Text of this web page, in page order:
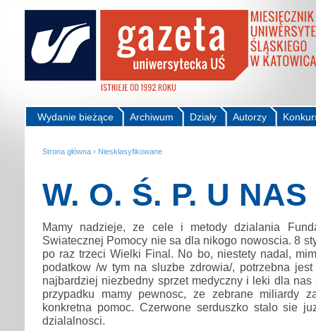
Autorzy
Działy
Archiwum
Wydanie bieżące
Strona główna › Niesklasyfikowane
W. O. Ś. P. U NAS
Mamy nadzieje, ze cele i metody dzialania
Swiatecznej Pomocy nie sa dla nikogo nowoscia. 8
po raz trzeci Wielki Final. No bo, niestety nadal,
podatkow /w tym na sluzbe zdrowia/, potrzebna
najbardziej niezbedny sprzet medyczny i leki dla nas
przypadku mamy pewnosc, ze zebrane miliardy
konkretna pomoc. Czerwone serduszko stalo sie
dzialalnosci.